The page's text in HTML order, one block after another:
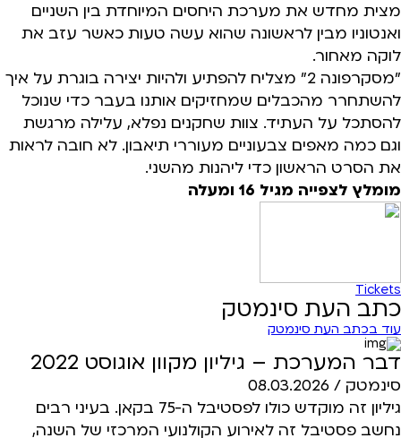
מצית מחדש את מערכת היחסים המיוחדת בין השניים
ואנטוניו מבין לראשונה שהוא עשה טעות כאשר עזב את
לוקה מאחור.
"מסקרפונה 2" מצליח להפתיע ולהיות יצירה בוגרת על איך
להשתחרר מהכבלים שמחזיקים אותנו בעבר כדי שנוכל
להסתכל על העתיד. צוות שחקנים נפלא, עלילה מרגשת
וגם כמה מאפים צבעוניים מעוררי תיאבון. לא חובה לראות
את הסרט הראשון כדי ליהנות מהשני.
מומלץ לצפייה מגיל 16 ומעלה
Tickets
כתב העת סינמטק
עוד בכתב העת סינמטק
דבר המערכת – גיליון מקוון אוגוסט 2022
סינמטק / 08.03.2026
גיליון זה מוקדש כולו לפסטיבל ה-75 בקאן. בעיני רבים
נחשב פסטיבל זה לאירוע הקולנועי המרכזי של השנה,